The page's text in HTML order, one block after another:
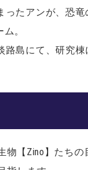
ったアンが、恐
。
路島にて、研究
【Zino】たち